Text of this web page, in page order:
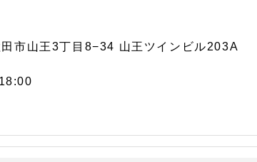
市山王3丁目8−34 山王ツインビル203A